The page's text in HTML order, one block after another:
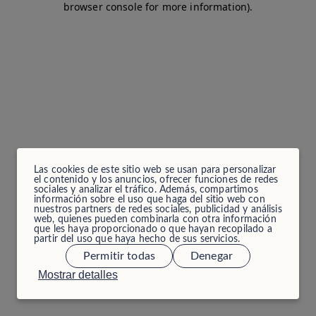
Las cookies de este sitio web se usan para personalizar
el contenido y los anuncios, ofrecer funciones de redes
sociales y analizar el tráfico. Además, compartimos
información sobre el uso que haga del sitio web con
nuestros partners de redes sociales, publicidad y análisis
web, quienes pueden combinarla con otra información
que les haya proporcionado o que hayan recopilado a
partir del uso que haya hecho de sus servicios.
Mostrar detalles
Permitir todas Denegar
browser console for more information).